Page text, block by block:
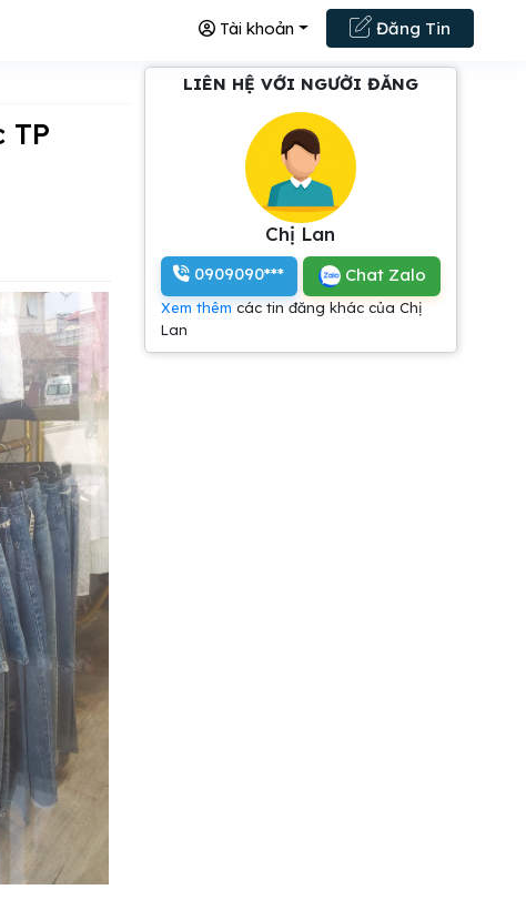
Đăng Tin
Tài khoản
LIÊN HỆ VỚI NGƯỜI ĐĂNG
Chị Lan
0909090*** Chat Zalo
Xem thêm các tin đăng khác của Chị
Lan